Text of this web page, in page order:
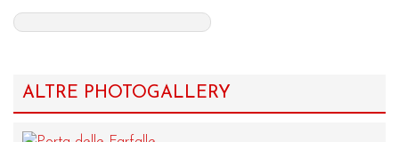
ALTRE PHOTOGALLERY